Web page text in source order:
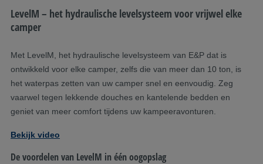
LevelM – het hydraulische levelsysteem voor vrijwel elke
camper
Met LevelM, het hydraulische levelsysteem van E&P dat is
ontwikkeld voor elke camper, zelfs die van meer dan 10 ton, is
het waterpas zetten van uw camper snel en eenvoudig. Zeg
vaarwel tegen lekkende douches en kantelende bedden en
geniet van meer comfort tijdens uw kampeeravonturen.
Bekijk video
De voordelen van LevelM in één oogopslag